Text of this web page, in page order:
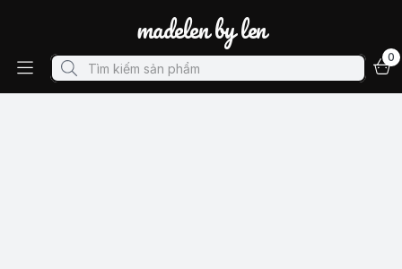
madelen by len
0